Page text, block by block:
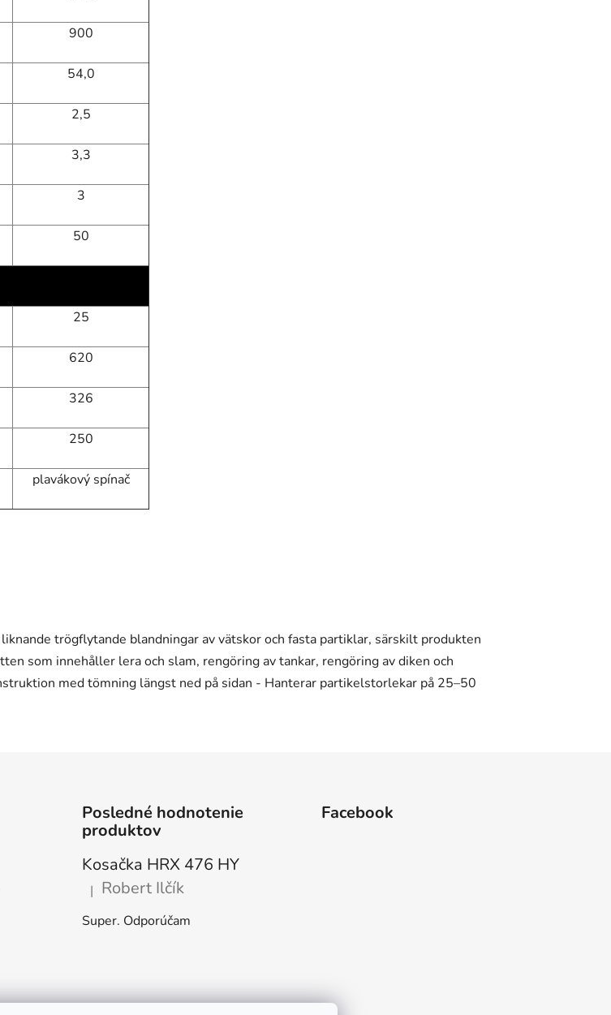
900
54,0
2,5
3,3
3
50
25
620
326
250
plavákový spínač
Posledné hodnotenie
produktov
Kosačka HRX 476 HY
Hodnotenie produktu je 5 z 5 hviezdičiek.
| Robert Ilčík
Super. Odporúčam
Facebook